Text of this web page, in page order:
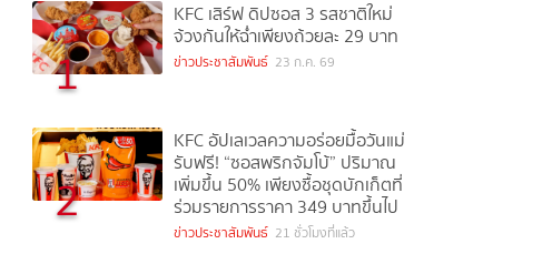
1
KFC เสิร์ฟ ดิปซอส 3 รสชาติใหม่
จ้วงกันให้ฉ่ำเพียงถ้วยละ 29 บาท
ข่าวประชาสัมพันธ์ 23 ก.ค. 69
2
KFC อัปเลเวลความอร่อยมื้อวันแม่
รับฟรี! “ซอสพริกจัมโบ้” ปริมาณ
เพิ่มขึ้น 50% เพียงซื้อชุดบักเก็ตที่
ร่วมรายการราคา 349 บาทขึ้นไป
ข่าวประชาสัมพันธ์ 21 ชั่วโมงที่แล้ว